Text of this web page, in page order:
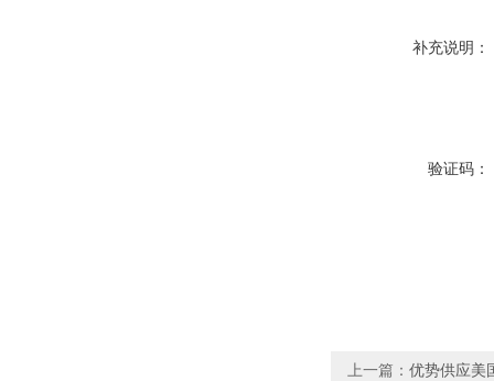
补充说明：
验证码：
上一篇： 优势供应美